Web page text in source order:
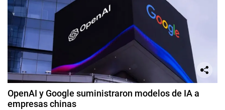
OpenAI y Google suministraron modelos de IA a
empresas chinas